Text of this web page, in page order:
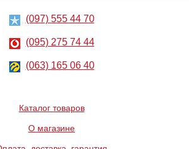
на
грн
Анальный
Lubrix Anal gel,
314
(097) 555 44 70
(095) 275 74 44
(063) 165 06 40
Каталог товаров
О магазине